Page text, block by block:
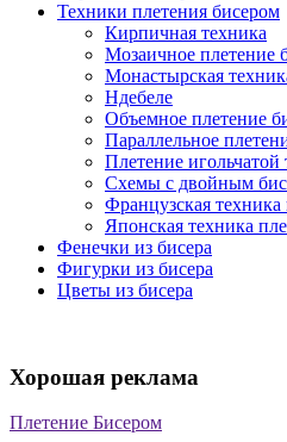
Техники плетения бисером
Кирпичная техника
Мозаичное плетение
Монастырская
Ндебеле
Объемное плетение
Параллельное
Плетение игольчатой
Схемы с двойным
Французская
Японская техника
Фенечки из бисера
Фигурки из бисера
Цветы из бисера
Хорошая реклама
Плетение Бисером